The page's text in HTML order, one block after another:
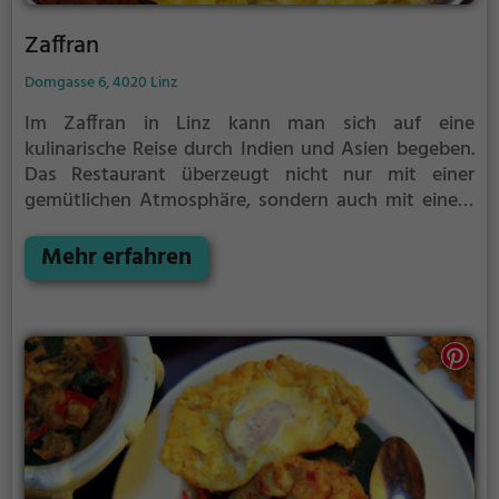
Zaffran
Domgasse 6, 4020 Linz
Im Zaffran in Linz kann man sich auf eine
kulinarische Reise durch Indien und Asien begeben.
Das Restaurant überzeugt nicht nur mit einer
gemütlichen Atmosphäre, sondern auch mit einem
Speisen. Ob man sich für vegetarische oder vegane
Gerichte entscheidet, hier kommt jeder Geschmack
Getränken rundet das gastronomische Erlebnis ab
und lädt dazu ein, sich gemeinsam mit Freunden
oder der Familie von exotischen Aromen verzaubern
zu lassen. Im Zaffran ist für jeden etwas dabei – ein
Ort, an dem man die Vielfalt der fernöstlichen Küche
genießen kann.
Mehr erfahren